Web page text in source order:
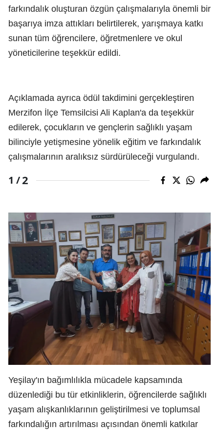
farkındalık oluşturan özgün çalışmalarıyla önemli bir
başarıya imza attıkları belirtilerek, yarışmaya katkı
sunan tüm öğrencilere, öğretmenlere ve okul
yöneticilerine teşekkür edildi.
Açıklamada ayrıca ödül takdimini gerçekleştiren
Merzifon İlçe Temsilcisi Ali Kaplan'a da teşekkür
edilerek, çocukların ve gençlerin sağlıklı yaşam
bilinciyle yetişmesine yönelik eğitim ve farkındalık
çalışmalarının aralıksız sürdürüleceği vurgulandı.
1 /2
Yeşilay'ın bağımlılıkla mücadele kapsamında
düzenlediği bu tür etkinliklerin, öğrencilerde sağlıklı
yaşam alışkanlıklarının geliştirilmesi ve toplumsal
farkındalığın artırılması açısından önemli katkılar